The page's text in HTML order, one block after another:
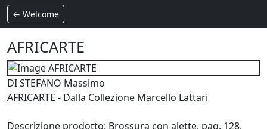
← Welcome
AFRICARTE
DI STEFANO Massimo
AFRICARTE - Dalla Collezione Marcello Lattari
Descrizione prodotto: Brossura con alette, pag. 128,